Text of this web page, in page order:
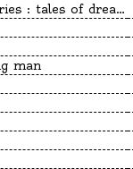
of dread and delight
man